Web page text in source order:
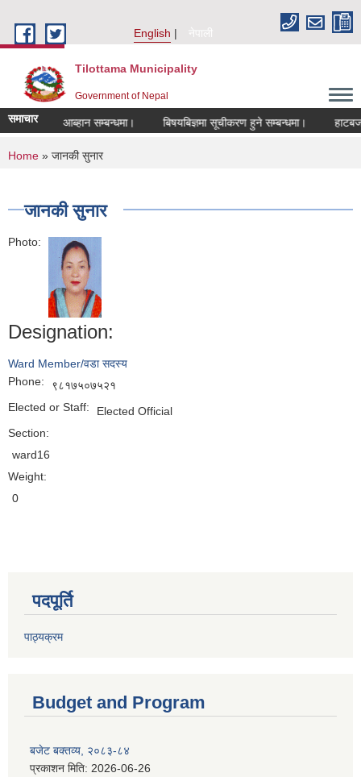
English
नेपाली
Tilottama Municipality
Government of Nepal
समाचारआब्हान सम्बन्धमा। बिषयबिज्ञमा सूचीकरण हुने सम्बन्धमा। हाटबजार
You are here
Home » जानकी सुनार
जानकी सुनार
Photo:
Designation:
Ward Member/वडा सदस्य
Phone:
९८१७५०७५२१
Elected or Staff:
Elected Official
Section:
ward16
Weight:
0
पदपूर्ति
पाठ्यक्रम
Budget and Program
बजेट बक्तव्य, २०८३-८४
प्रकाशन मिति: 2026-06-26